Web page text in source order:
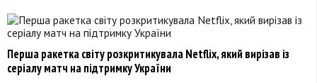
Перша ракетка світу розкритикувала Netflix, який вирізав із
серіалу матч на підтримку України